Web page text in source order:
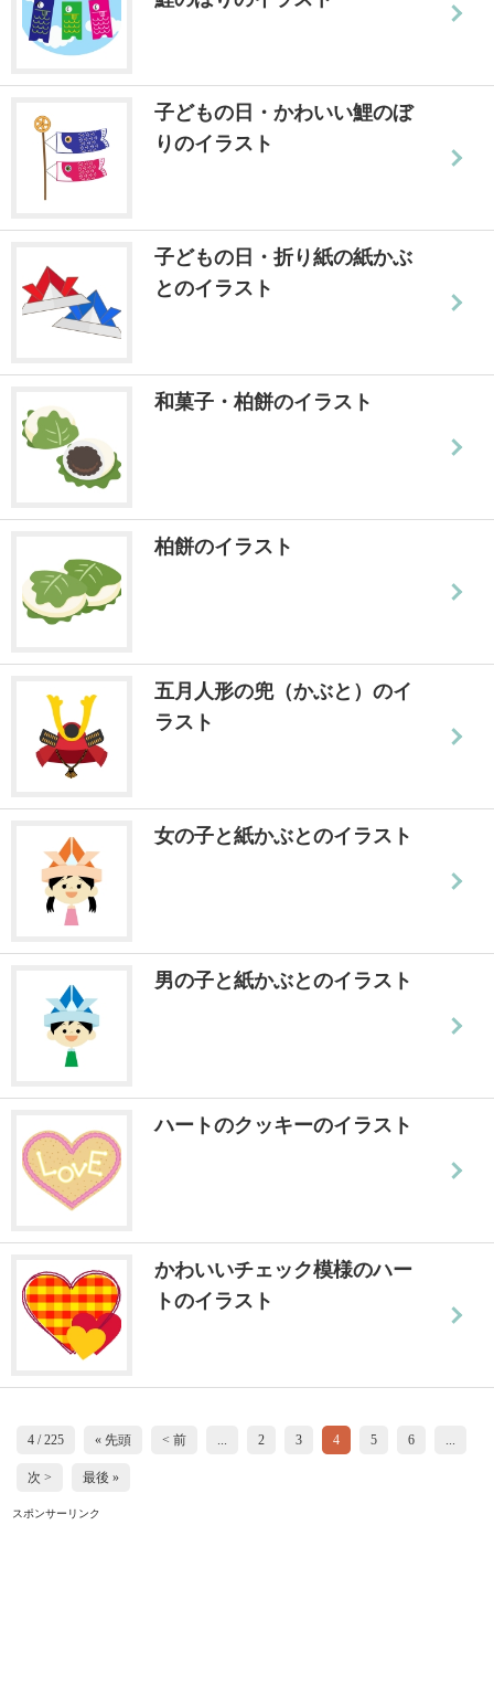
子どもの日・かわいい鯉のぼ
りのイラスト
子どもの日・折り紙の紙かぶ
とのイラスト
和菓子・柏餅のイラスト
柏餅のイラスト
五月人形の兜（かぶと）のイ
ラスト
女の子と紙かぶとのイラスト
男の子と紙かぶとのイラスト
ハートのクッキーのイラスト
かわいいチェック模様のハー
トのイラスト
4 / 225 « 先頭 < 前 2 3 4 5 6
次 > 最後 »
スポンサーリンク